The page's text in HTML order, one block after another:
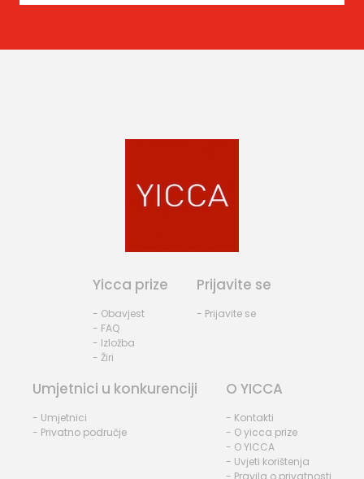
Yicca prize
- Obavjest
- FAQ
- Izložba
- Žiri
Prijavite se
- Prijavite se
Umjetnici u konkurenciji
- Umjetnici
- Privatno područje
O YICCA
- Kontakti
- O yicca prize
- O YICCA
- Uvjeti korištenja
- Pravila o privatnosti